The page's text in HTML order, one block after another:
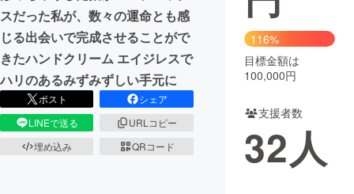
まちづくり・地域活性化
CAMPFIRE for Social Good CAMPFIRE Creation
CAMPFIREふるさと納税
コミュニティ
スだった私が、数々の運命とも感
じる出会いで完成させることがで
きたハンドクリーム エイジレスで
ハリのあるみずみずしい手元に
ポスト
シェア
LINEで送る
URLコピー
埋め込み
QRコード
116%
目標金額は
100,000円
支援者数
32人